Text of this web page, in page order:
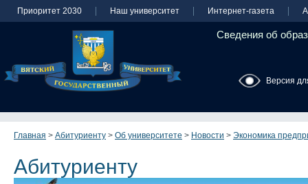
Приоритет 2030 Наш университет Интернет-газета
Сведения об
Версия
Главная > Абитуриенту > Об университете > Новости > Экономика
Абитуриенту